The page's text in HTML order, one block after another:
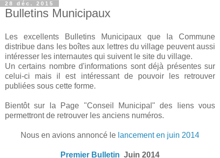
28 déc. 2015
Bulletins Municipaux
Les excellents Bulletins Municipaux que la Commune
distribue dans les boîtes aux lettres du village peuvent aussi
intéresser les internautes qui suivent le site du village.
Un certains nombre d'informations sont déjà présentes sur
celui-ci mais il est intéressant de pouvoir les retrouver
publiées sous cette forme.
Bientôt sur la Page "Conseil Municipal" des liens vous
permettront de retrouver les anciens numéros.
Nous en avions annoncé le lancement en juin 2014
Premier Bulletin Juin 2014